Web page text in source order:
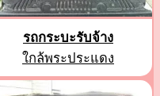
รถกระบะรับจ้าง
ใกล้พระประแดง